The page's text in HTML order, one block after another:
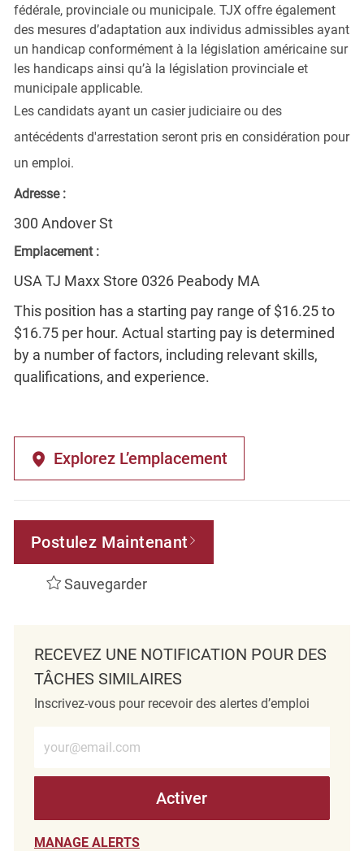
fédérale, provinciale ou municipale. TJX offre également
des mesures d’adaptation aux individus admissibles ayant
un handicap conformément à la législation américaine sur
les handicaps ainsi qu’à la législation provinciale et
municipale applicable.
Les candidats ayant un casier judiciaire ou des
antécédents d'arrestation seront pris en considération pour
un emploi.
Adresse :
300 Andover St
Emplacement :
USA TJ Maxx Store 0326 Peabody MA
This position has a starting pay range of $16.25 to
$16.75 per hour. Actual starting pay is determined
by a number of factors, including relevant skills,
qualifications, and experience.
Explorez L’emplacement
Postulez Maintenant
Sauvegarder
RECEVEZ UNE NOTIFICATION POUR DES
TÂCHES SIMILAIRES
Inscrivez-vous pour recevoir des alertes d’emploi
Activer
MANAGE ALERTS